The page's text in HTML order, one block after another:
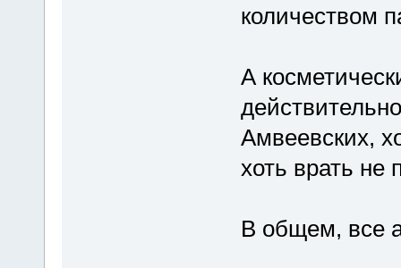
количеством
А
Амвеевских,
хоть врать не
В общем, все